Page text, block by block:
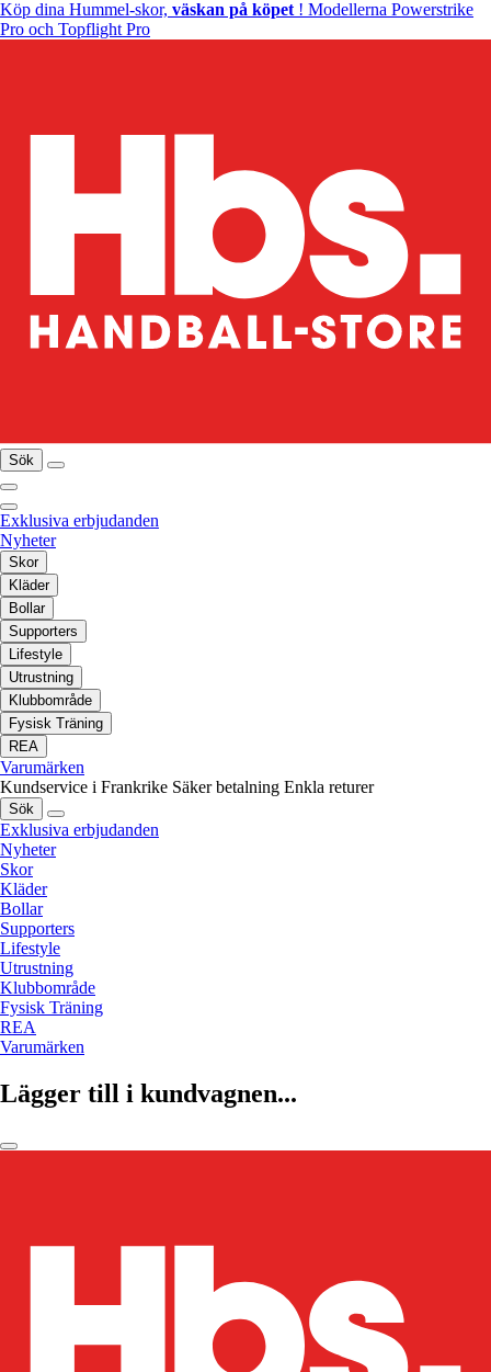
Köp dina Hummel-skor, väskan på köpet ! Modellerna Powerstrike
Pro och Topflight Pro
Sök
Exklusiva erbjudanden
Nyheter
Skor
Kläder
Bollar
Supporters
Lifestyle
Utrustning
Klubbområde
Fysisk Träning
REA
Varumärken
Kundservice i Frankrike Säker betalning Enkla returer
Sök
Exklusiva erbjudanden
Nyheter
Skor
Kläder
Bollar
Supporters
Lifestyle
Utrustning
Klubbområde
Fysisk Träning
REA
Varumärken
Lägger till i kundvagnen...